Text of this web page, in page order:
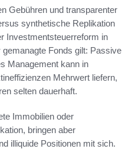
Gebühren und transparenter
synthetische Replikation
Investmentsteuerreform in
Fonds gilt: Passive
Management kann in
Mehrwert liefern,
selten dauerhaft.
Immobilien oder
bringen aber
illiquide Positionen mit sich.